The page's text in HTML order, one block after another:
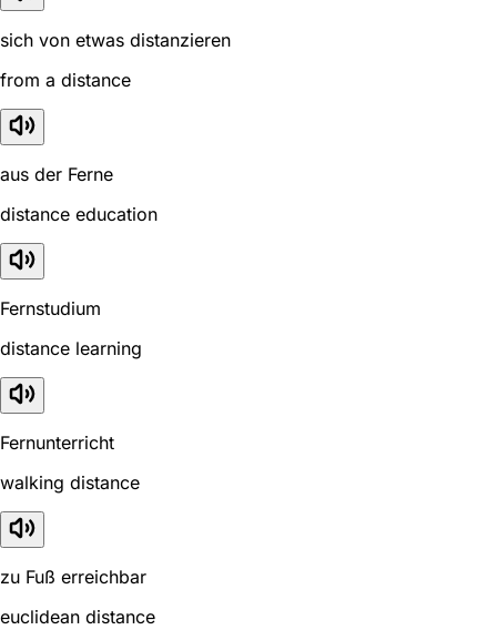
sich von etwas distanzieren
from a distance
aus der Ferne
distance education
Fernstudium
distance learning
Fernunterricht
walking distance
zu Fuß erreichbar
euclidean distance